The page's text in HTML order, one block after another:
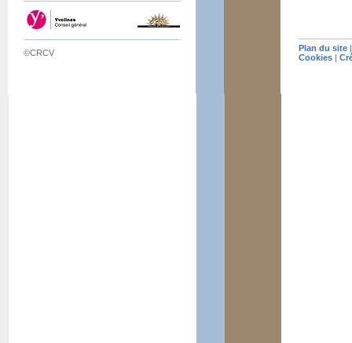
©CRCV Plan du site
Cookies |